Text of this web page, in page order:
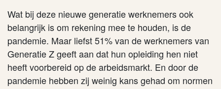
Wat bij deze nieuwe generatie werknemers ook
belangrijk is om rekening mee te houden, is de
pandemie. Maar liefst 51% van de werknemers van
Generatie Z geeft aan dat hun opleiding hen niet
heeft voorbereid op de arbeidsmarkt. En door de
pandemie hebben zij weinig kans gehad om normen